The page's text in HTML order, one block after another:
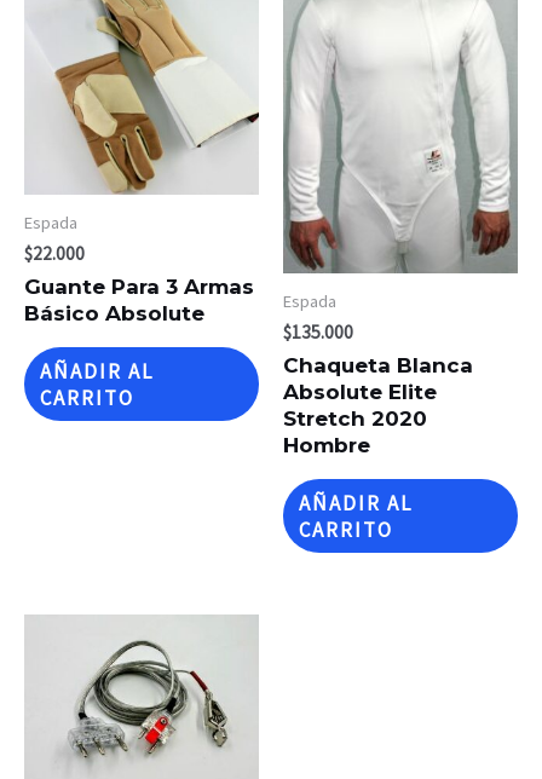
Espada
$22.000
Guante Para 3 Armas
Básico Absolute
AÑADIR AL
CARRITO
Espada
$135.000
Chaqueta Blanca
Absolute Elite
Stretch 2020
Hombre
AÑADIR AL
CARRITO